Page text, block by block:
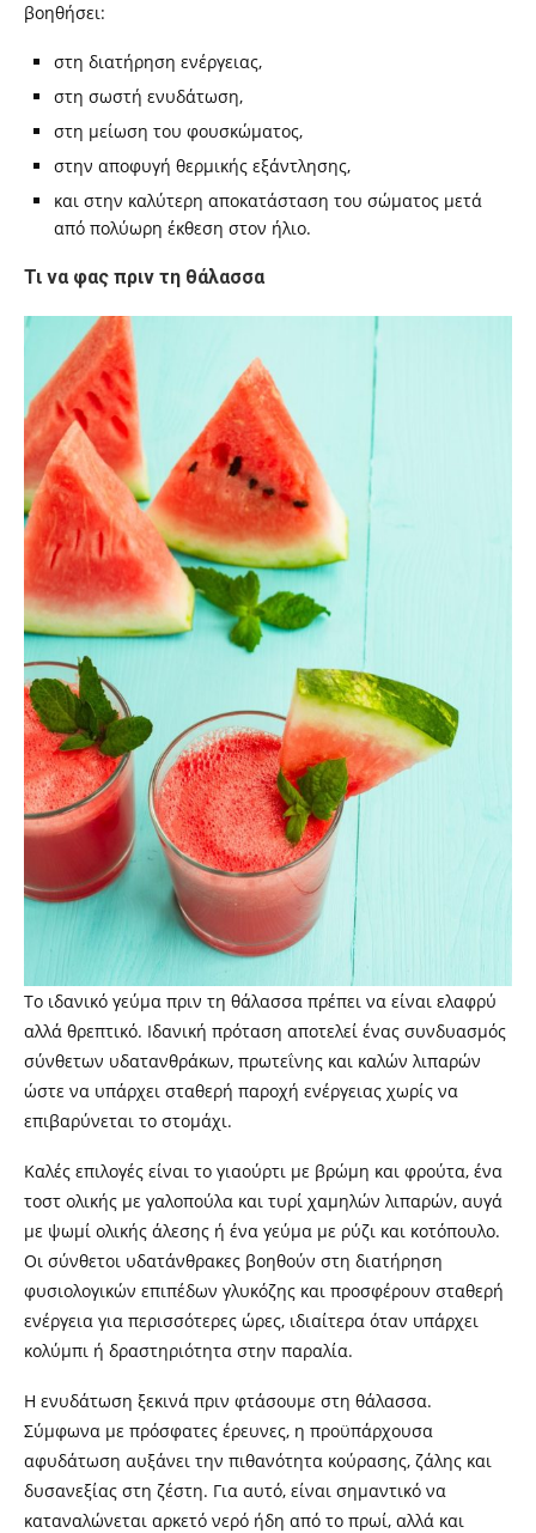
βοηθήσει:
στη διατήρηση ενέργειας,
στη σωστή ενυδάτωση,
στη μείωση του φουσκώματος,
στην αποφυγή θερμικής εξάντλησης,
και στην καλύτερη αποκατάσταση του σώματος μετά
από πολύωρη έκθεση στον ήλιο.
Τι να φας πριν τη θάλασσα
Το ιδανικό γεύμα πριν τη θάλασσα πρέπει να είναι ελαφρύ
αλλά θρεπτικό. Ιδανική πρόταση αποτελεί ένας συνδυασμός
σύνθετων υδατανθράκων, πρωτεΐνης και καλών λιπαρών
ώστε να υπάρχει σταθερή παροχή ενέργειας χωρίς να
επιβαρύνεται το στομάχι.
Καλές επιλογές είναι το γιαούρτι με βρώμη και φρούτα, ένα
τοστ ολικής με γαλοπούλα και τυρί χαμηλών λιπαρών, αυγά
με ψωμί ολικής άλεσης ή ένα γεύμα με ρύζι και κοτόπουλο.
Οι σύνθετοι υδατάνθρακες βοηθούν στη διατήρηση
φυσιολογικών επιπέδων γλυκόζης και προσφέρουν σταθερή
ενέργεια για περισσότερες ώρες, ιδιαίτερα όταν υπάρχει
κολύμπι ή δραστηριότητα στην παραλία.
Η ενυδάτωση ξεκινά πριν φτάσουμε στη θάλασσα.
Σύμφωνα με πρόσφατες έρευνες, η προϋπάρχουσα
αφυδάτωση αυξάνει την πιθανότητα κούρασης, ζάλης και
δυσανεξίας στη ζέστη. Για αυτό, είναι σημαντικό να
καταναλώνεται αρκετό νερό ήδη από το πρωί, αλλά και